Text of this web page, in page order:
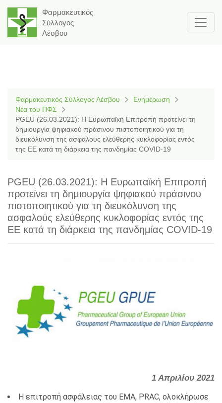
Φαρμακευτικός
Σύλλογος
Λέσβου
Φαρμακευτικός Σύλλογος Λέσβου
Ενημέρωση
Νέα του ΠΦΣ
PGEU (26.03.2021): Η Ευρωπαϊκή Επιτροπή προτείνει τη
δημιουργία ψηφιακού πράσινου πιστοποιητικού για τη
διευκόλυνση της ασφαλούς ελεύθερης κυκλοφορίας εντός
της ΕΕ κατά τη διάρκεια της πανδημίας COVID-19
PGEU (26.03.2021): Η Ευρωπαϊκή Επιτροπή
προτείνει τη δημιουργία ψηφιακού πράσινου
πιστοποιητικού για τη διευκόλυνση της
ασφαλούς ελεύθερης κυκλοφορίας εντός της
ΕΕ κατά τη διάρκεια της πανδημίας COVID-19
1 Απριλίου 2021
Η επιτροπή ασφάλειας του EMA, PRAC, ολοκλήρωσε